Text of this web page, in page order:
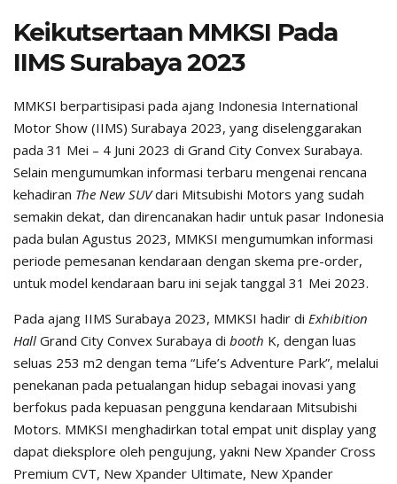
Keikutsertaan MMKSI Pada
IIMS Surabaya 2023
MMKSI berpartisipasi pada ajang Indonesia International
Motor Show (IIMS) Surabaya 2023, yang diselenggarakan
pada 31 Mei – 4 Juni 2023 di Grand City Convex Surabaya.
Selain mengumumkan informasi terbaru mengenai rencana
kehadiran The New SUVdari Mitsubishi Motors yang sudah
semakin dekat, dan direncanakan hadir untuk pasar Indonesia
pada bulan Agustus 2023, MMKSI mengumumkan informasi
periode pemesanan kendaraan dengan skema pre-order,
untuk model kendaraan baru ini sejak tanggal 31 Mei 2023.
Pada ajang IIMS Surabaya 2023, MMKSI hadir di Exhibition
Hall Grand City Convex Surabaya di booth K, dengan luas
seluas 253 m2 dengan tema “Life’s Adventure Park”, melalui
penekanan pada petualangan hidup sebagai inovasi yang
berfokus pada kepuasan pengguna kendaraan Mitsubishi
Motors. MMKSI menghadirkan total empat unit display yang
dapat dieksplore oleh pengujung, yakni New Xpander Cross
Premium CVT, New Xpander Ultimate, New Xpander